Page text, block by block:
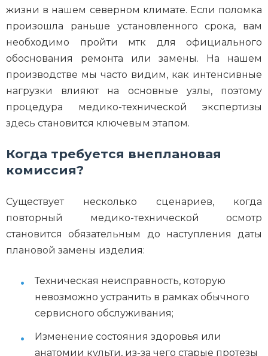
жизни в нашем северном климате. Если поломка
произошла раньше установленного срока, вам
необходимо пройти мтк для официального
обоснования ремонта или замены. На нашем
производстве мы часто видим, как интенсивные
нагрузки влияют на основные узлы, поэтому
процедура медико-технической экспертизы
здесь становится ключевым этапом.
Когда требуется внеплановая
комиссия?
Существует несколько сценариев, когда
повторный медико-технической осмотр
становится обязательным до наступления даты
плановой замены изделия:
Техническая неисправность, которую
невозможно устранить в рамках обычного
сервисного обслуживания;
Изменение состояния здоровья или
анатомии культи, из-за чего старые протезы